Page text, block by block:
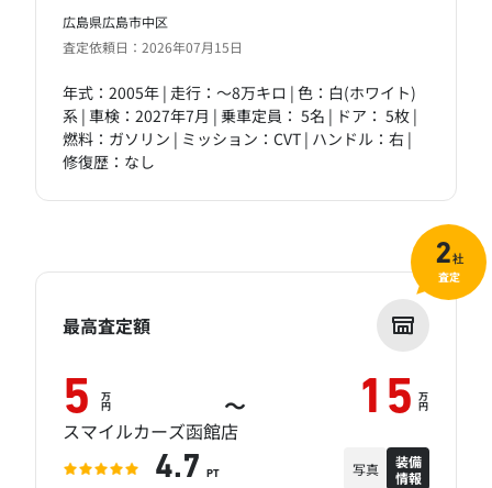
広島県広島市中区
査定依頼日：2026年07月15日
年式：2005年 | 走行：～8万キロ | 色：白(ホワイト)
系 | 車検：2027年7月 | 乗車定員： 5名 | ドア： 5枚 |
燃料：ガソリン | ミッション：CVT | ハンドル：右 |
修復歴：なし
最高査定額
5 万
円 ～ 15 万
円
スマイルカーズ函館店
4.7 PT 写真
装備
情報
2社
査定